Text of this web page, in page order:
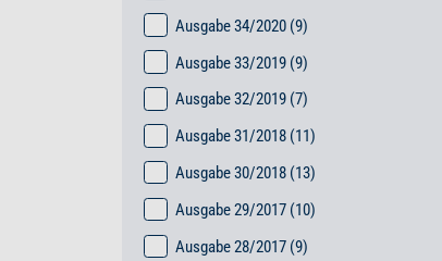
Ausgabe 34/2020 (9)
Ausgabe 33/2019 (9)
Ausgabe 32/2019 (7)
Ausgabe 31/2018 (11)
Ausgabe 30/2018 (13)
Ausgabe 29/2017 (10)
Ausgabe 28/2017 (9)